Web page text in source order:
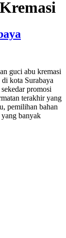
guci abu kremasi
kota Surabaya
promosi
terakhir yang
pemilihan bahan
banyak